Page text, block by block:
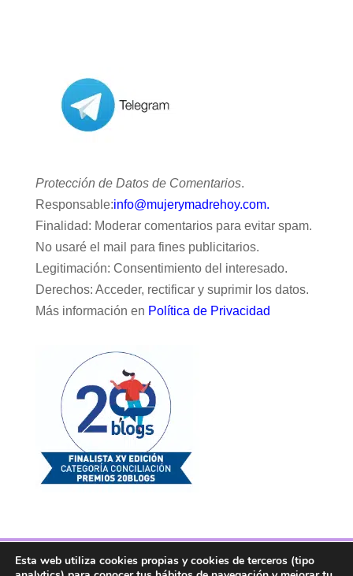
Protección de Datos de Comentarios.
Responsable:info@mujerymadrehoy.com.
Finalidad: Moderar comentarios para evitar spam.
No usaré el mail para fines publicitarios.
Legitimación: Consentimiento del interesado.
Derechos: Acceder, rectificar y suprimir los datos.
Más información en Política de Privacidad
Facebook Twitter Telegram RSS
Esta web utiliza cookies propias y cookies de terceros (tipo